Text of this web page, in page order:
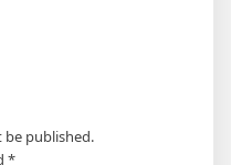
be published.
*